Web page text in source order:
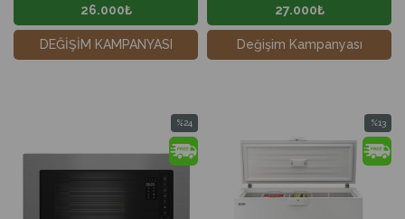
26.000₺
DEĞİŞİM KAMPANYASI
27.000₺
Değişim Kampanyası
%24
İndirim
%24İndirim
%13
İndirim